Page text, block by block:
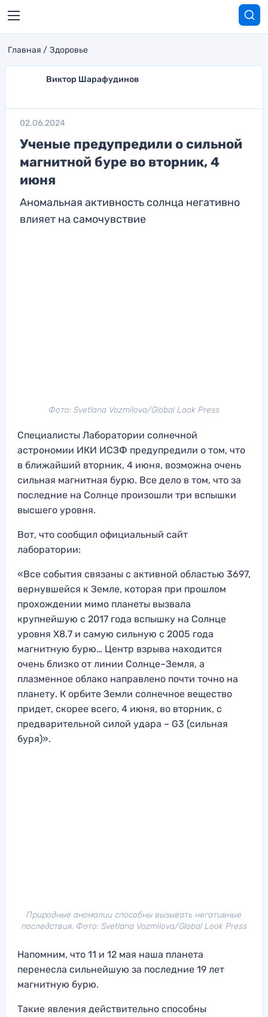
Главная Здоровье
Виктор Шарафудинов
02.06.2024
Ученые предупредили о сильной
магнитной буре во вторник, 4
июня
Аномальная активность солнца негативно
влияет на самочувствие
Фото: Svetlana Vozmilova/Global Look Press
Специалисты Лаборатории солнечной
астрономии ИКИ ИСЗФ предупредили о том, что
в ближайший вторник, 4 июня, возможна очень
сильная магнитная бурю. Все дело в том, что за
последние на Солнце произошли три вспышки
высшего уровня.
Вот, что сообщил официальный сайт
лаборатории:
«Все события связаны с активной областью 3697,
вернувшейся к Земле, которая при прошлом
прохождении мимо планеты вызвала
крупнейшую с 2017 года вспышку на Солнце
уровня X8.7 и самую сильную с 2005 года
магнитную бурю… Центр взрыва находится
очень близко от линии Солнце–Земля, а
плазменное облако направлено почти точно на
планету. К орбите Земли солнечное вещество
придет, скорее всего, 4 июня, во вторник, с
предварительной силой удара – G3 (сильная
буря)».
Природные аномалии способны вызывать негативные
последствия. Фото: Svetlana Vozmilova/Global Look Press
Напомним, что 11 и 12 мая наша планета
перенесла сильнейшую за последние 19 лет
магнитную бурю.
Такие явления действительно способны